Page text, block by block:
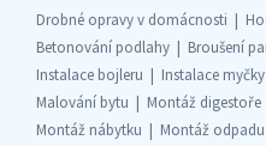
Drobné opravy v domácnosti
Betonování podlahy
Broušení
Instalace bojleru
Instalace myčky
Malování bytu
Montáž digestoře
Montáž nábytku
Montáž odpadu